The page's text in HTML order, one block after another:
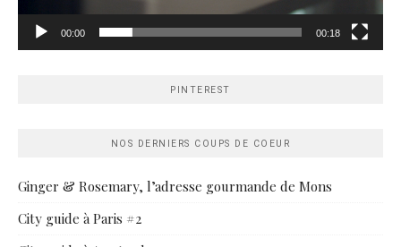
00:00 00:18
PINTEREST
NOS DERNIERS COUPS DE COEUR
Ginger & Rosemary, l’adresse gourmande de Mons
City guide à Paris #2